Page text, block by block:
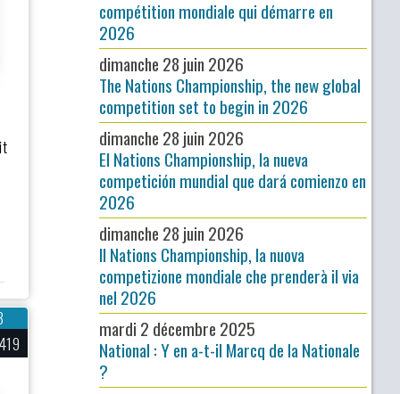
compétition mondiale qui démarre en
2026
dimanche 28 juin 2026
The Nations Championship, the new global
competition set to begin in 2026
dimanche 28 juin 2026
El Nations Championship, la nueva
competición mundial que dará comienzo en
2026
dimanche 28 juin 2026
Il Nations Championship, la nuova
competizione mondiale che prenderà il via
nel 2026
mardi 2 décembre 2025
National : Y en a-t-il Marcq de la Nationale
?